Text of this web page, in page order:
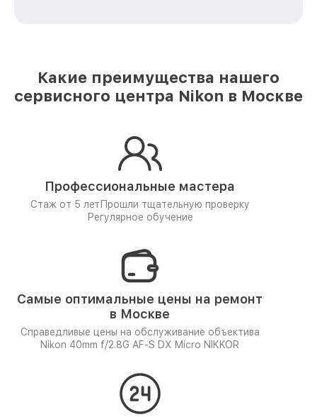
Какие преимущества нашего
сервисного центра Nikon в Москве
Профессиональные мастера
Стаж от 5 лет Прошли тщательную проверку
Регулярное обучение
Самые оптимальные цены на ремонт
в Москве
Справедливые цены на обслуживание объектива
Nikon 40mm f/2.8G AF-S DX Micro NIKKOR